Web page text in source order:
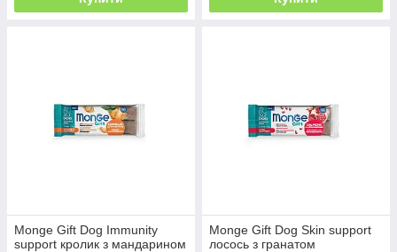
Monge Gift Dog Immunity
support кролик з мандарином
Monge Gift Dog Skin support
лосось з гранатом